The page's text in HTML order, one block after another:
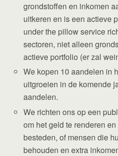
grondstoffen en inkomen
uitkeren en is een actieve
under the pillow service
sectoren, niet alleen
actieve portfolio (er zal
We kopen 10 aandelen in
uitgroeien in de komende
aandelen.
We richten ons op een
om het geld te renderen
besteden, of mensen die
behouden en extra